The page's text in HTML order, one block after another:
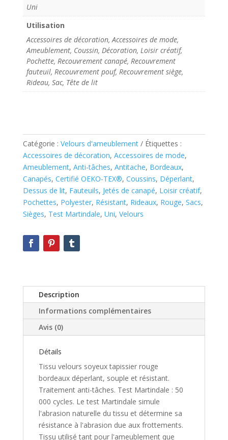
Uni
Utilisation
Accessoires de décoration, Accessoires de mode,
Ameublement, Coussin, Décoration, Loisir créatif,
Pochette, Recouvrement canapé, Recouvrement
fauteuil, Recouvrement pouf, Recouvrement siège,
Rideau, Sac, Tête de lit
Catégorie : Velours d'ameublement
Étiquettes :
Accessoires de décoration, Accessoires de mode,
Ameublement, Anti-tâches, Antitache, Bordeaux,
Canapés, Certifié OEKO-TEX®, Coussins, Déperlant,
Dessus de lit, Fauteuils, Jetés de canapé, Loisir créatif,
Pochettes, Polyester, Résistant, Rideaux, Rouge, Sacs,
Sièges, Test Martindale, Uni, Velours
Description
Informations complémentaires
Avis (0)
Détails
Tissu velours soyeux tapissier rouge
bordeaux déperlant, souple et résistant.
Traitement anti-tâches. Test Martindale : 50
000 cycles. Le test Martindale simule
l'abrasion naturelle du tissu et détermine sa
résistance à l'abrasion due aux frottements.
Tissu utilisé tant pour l'ameublement que